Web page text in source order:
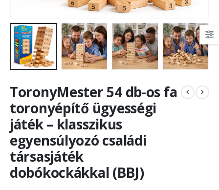
ToronyMester 54 db-os fa
toronyépítő ügyességi
játék – klasszikus
egyensúlyozó családi
társasjáték
dobókockákkal (BBJ)